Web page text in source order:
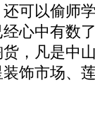
可以偷师
心中有数
，凡是中
饰市场、